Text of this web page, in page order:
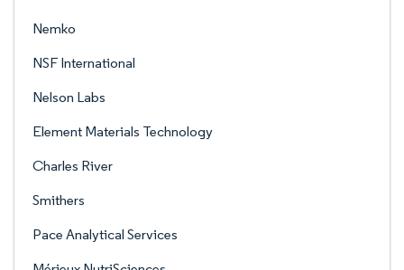
Nemko
NSF International
Nelson Labs
Element Materials Technology
Charles River
Smithers
Pace Analytical Services